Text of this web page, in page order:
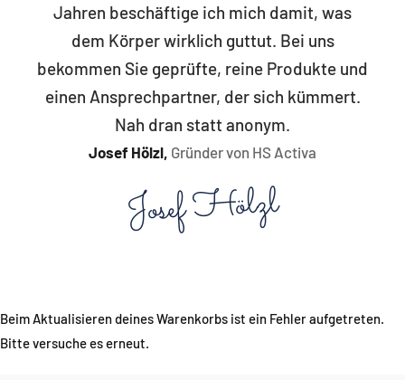
Jahren beschäftige ich mich damit, was
dem Körper wirklich guttut. Bei uns
bekommen Sie geprüfte, reine Produkte und
einen Ansprechpartner, der sich kümmert.
Nah dran statt anonym.
Josef Hölzl, Gründer von HS Activa
Josef Hölzl
Beim Aktualisieren deines Warenkorbs ist ein Fehler aufgetreten.
Bitte versuche es erneut.